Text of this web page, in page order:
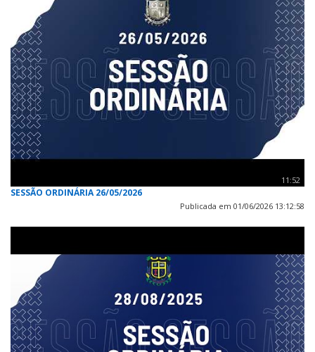
11:52
SESSÃO ORDINÁRIA 26/05/2026
Publicada em 01/06/2026 13:12:58